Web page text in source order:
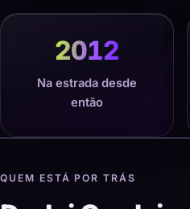
2012
Na estrada desde
então
QUEM ESTÁ POR TRÁS